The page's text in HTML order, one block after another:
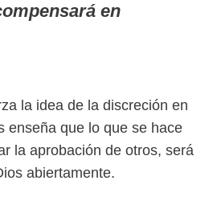
en
la idea de la discreción en
enseña que lo que se hace
la aprobación de otros, será
abiertamente.